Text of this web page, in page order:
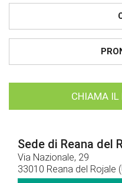
CHIAMA IL
Sede di Reana del
Via Nazionale, 29
33010 Reana del Rojale